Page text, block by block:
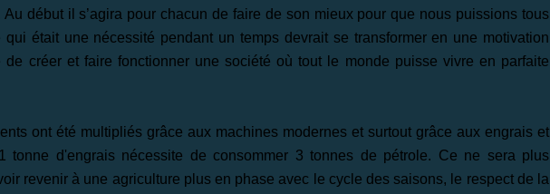
Au début il s’agira pour chacun de faire de son mieux pour que nous puissions tous
était une nécessité pendant un temps devrait se transformer en une motivation
de créer et faire fonctionner une société où tout le monde puisse vivre en parfaite
ont été multipliés grâce aux machines modernes et surtout grâce aux engrais et
tonne d'engrais nécessite de consommer 3 tonnes de pétrole. Ce ne sera plus
revenir à une agriculture plus en phase avec le cycle des saisons, le respect de la